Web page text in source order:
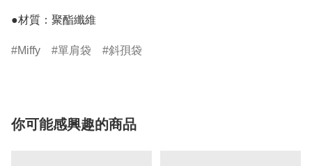
●材質：聚酯纖維
Miffy 單肩袋 斜孭袋
你可能感興趣的商品